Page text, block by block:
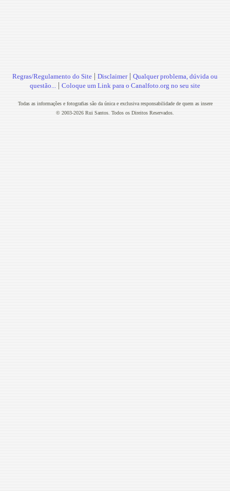
Regras/Regulamento do Site | Disclaimer| Qualquer problema, dúvida ou
questão... | Coloque um Link para o Canalfoto.org no seu site
Todas as informações e fotografias são da única e exclusiva responsabilidade de quem as insere
© 2003-2026 Rui Santos. Todos os Direitos Reservados.